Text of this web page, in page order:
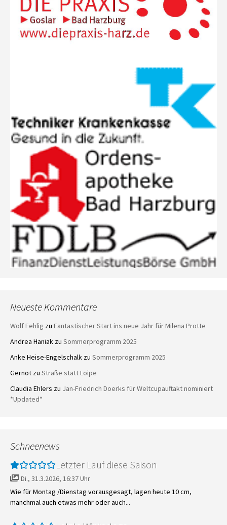
Neueste Kommentare
Wolf Fehlig zu Fantastischer Start ins neue Jahr für Milena Protte
Andrea Haniak zu Sommerprogramm 2025
Anke Heise-Engelschalk zu Sommerprogramm 2025
Gernot zu Straße statt Loipe
Claudia Ehlers zu Jan-Friedrich Doerks für Weltcupauftakt nominiert
*Updated*
Schneenews
Letzter Lauf diese Saison
Di., 31.3.2026, 16:37 Uhr
Wie für Montag /Dienstag vorausgesagt, lagen heute 10 cm,
manchmal auch etwas mehr oder auch...